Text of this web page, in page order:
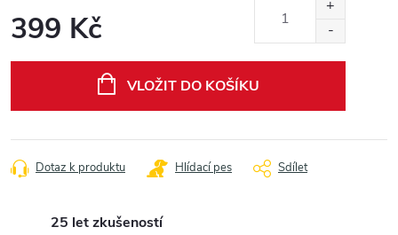
399 Kč
VLOŽIT DO KOŠÍKU
Dotaz k produktu Hlídací pes Sdílet
25 let zkušeností